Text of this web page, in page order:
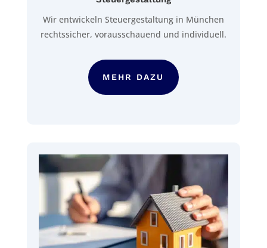
Wir entwickeln Steuergestaltung in München
rechtssicher, vorausschauend und individuell.
MEHR DAZU